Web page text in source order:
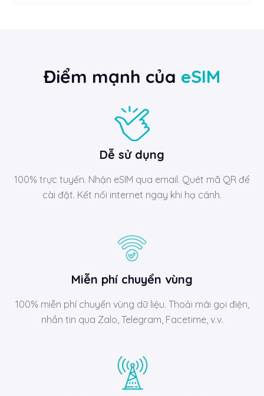
Điểm mạnh của eSIM
Dễ sử dụng
100% trực tuyến. Nhận eSIM qua email. Quét mã QR để
cài đặt. Kết nối internet ngay khi hạ cánh.
Miễn phí chuyển vùng
100% miễn phí chuyển vùng dữ liệu. Thoải mái gọi điện,
nhắn tin qua Zalo, Telegram, Facetime, v.v.